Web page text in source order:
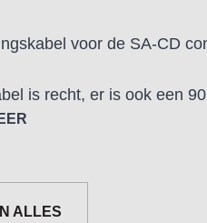
voor de SA-CD
is recht, er is ook een
ALLES